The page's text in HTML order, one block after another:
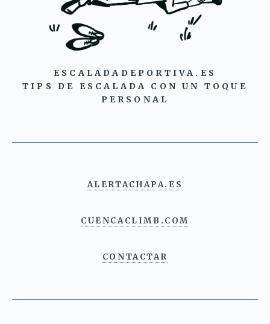
ESCALADADEPORTIVA.ES
TIPS DE ESCALADA CON UN TOQUE
PERSONAL
ALERTACHAPA.ES
CUENCACLIMB.COM
CONTACTAR